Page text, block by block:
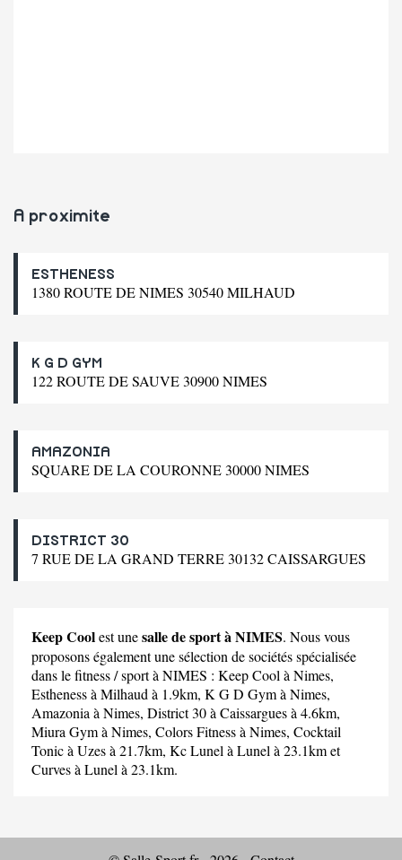
A proximite
ESTHENESS
1380 ROUTE DE NIMES 30540 MILHAUD
K G D GYM
122 ROUTE DE SAUVE 30900 NIMES
AMAZONIA
SQUARE DE LA COURONNE 30000 NIMES
DISTRICT 30
7 RUE DE LA GRAND TERRE 30132 CAISSARGUES
Keep Coolest unesalle de sport à NIMES. Nous vous
proposons également une sélection de sociétés spécialisée
dans le fitness / sport à NIMES : Keep Cool à Nimes,
Esthenessà Milhaud à 1.9km, K G D Gymà Nimes,
Amazonia à Nimes, District 30à Caissargues à 4.6km,
Miura Gymà Nimes, Colors Fitnessà Nimes, Cocktail
Tonicà Uzes à 21.7km, Kc Lunel à Lunel à 23.1km et
Curvesà Lunel à 23.1km.